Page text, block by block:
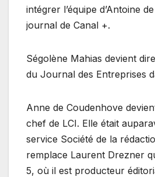
intégrer l’équipe d’Antoine
journal de Canal +.
Ségolène Mahias devient
du Journal des Entreprises
Anne de Coudenhove
chef de LCI. Elle était
service Société de la
remplace Laurent Drezner
5, où il est producteur